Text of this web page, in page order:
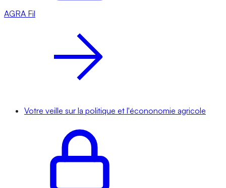
AGRA Fil
Votre veille sur la politique et l'écononomie agricole